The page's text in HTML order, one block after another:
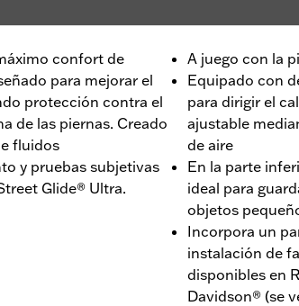
confort de
para mejorar el
protección contra el
de las piernas. Creado
fluidos
y pruebas subjetivas
Glide® Ultra.
A juego con la
Equipado con
para dirigir el
ajustable
de aire
En la parte
ideal para
objetos
Incorpora un
instalación de
disponibles en
Davidson® (se